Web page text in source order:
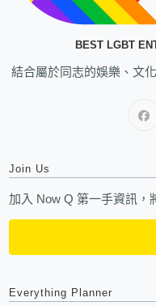
BEST LGBT
結合屬於同志的娛樂、文
Join Us
加入 Now Q 第一手資訊，
Everything Planner